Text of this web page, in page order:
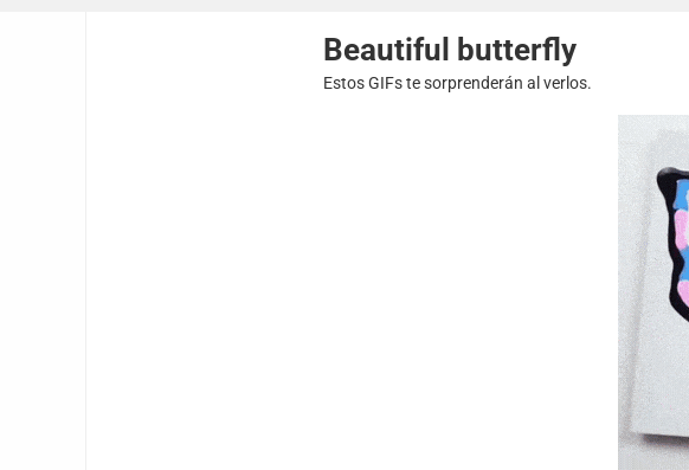
Beautiful butterfly
Estos GIFs te sorprenderán al verlos.